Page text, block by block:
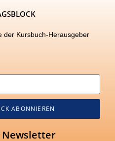
der Kursbuch-Herausgeber
ABONNIEREN
Newsletter